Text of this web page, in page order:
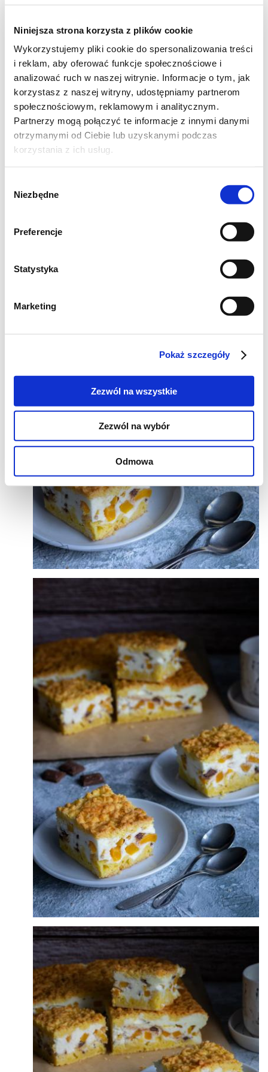
Niniejsza strona korzysta z plików cookie
Wykorzystujemy pliki cookie do spersonalizowania treści
i reklam, aby oferować funkcje społecznościowe i
analizować ruch w naszej witrynie. Informacje o tym, jak
korzystasz z naszej witryny, udostępniamy partnerom
społecznościowym, reklamowym i analitycznym.
Partnerzy mogą połączyć te informacje z innymi danymi
otrzymanymi od Ciebie lub uzyskanymi podczas
korzystania z ich usług.
zgody
Niezbędne
Preferencje
Statystyka
Marketing
Pokaż szczegóły
Zezwól na wszystkie
Zezwól na wybór
Odmowa